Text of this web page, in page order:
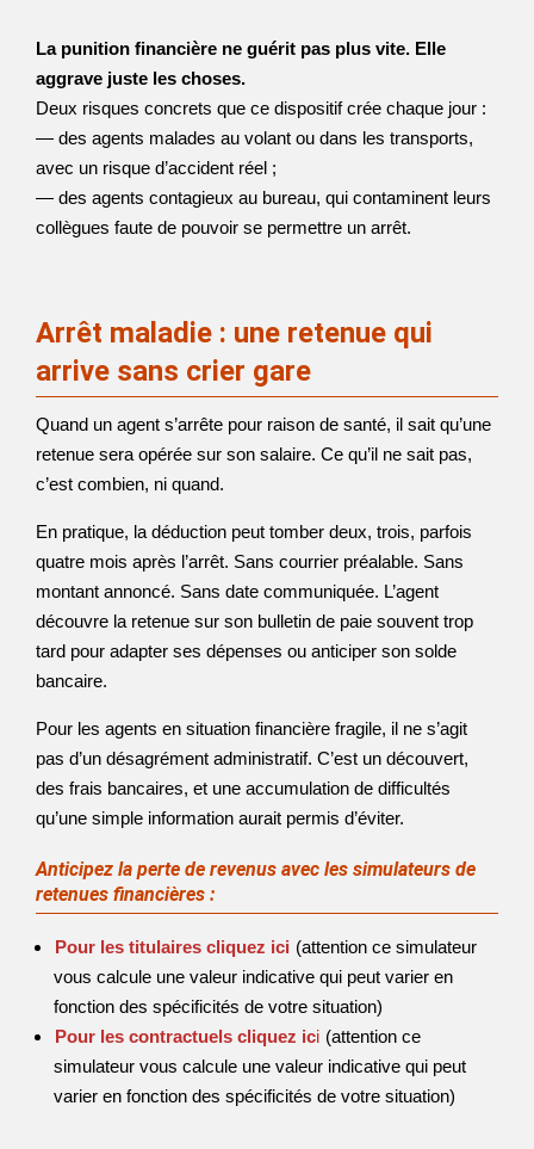
La punition financière ne guérit pas plus vite. Elle
aggrave juste les choses.
Deux risques concrets que ce dispositif crée chaque jour :
— des agents malades au volant ou dans les transports,
avec un risque d’accident réel ;
— des agents contagieux au bureau, qui contaminent leurs
collègues faute de pouvoir se permettre un arrêt.
Arrêt maladie : une retenue qui
arrive sans crier gare
Quand un agent s’arrête pour raison de santé, il sait qu’une
retenue sera opérée sur son salaire. Ce qu’il ne sait pas,
c’est combien, ni quand.
En pratique, la déduction peut tomber deux, trois, parfois
quatre mois après l’arrêt. Sans courrier préalable. Sans
montant annoncé. Sans date communiquée. L’agent
découvre la retenue sur son bulletin de paie souvent trop
tard pour adapter ses dépenses ou anticiper son solde
bancaire.
Pour les agents en situation financière fragile, il ne s’agit
pas d’un désagrément administratif. C’est un découvert,
des frais bancaires, et une accumulation de difficultés
qu’une simple information aurait permis d’éviter.
Anticipez la perte de revenus avec les simulateurs de
retenues financières :
Pour les titulaires cliquez ici (attention ce simulateur
vous calcule une valeur indicative qui peut varier en
fonction des spécificités de votre situation)
Pour les contractuels cliquez ici (attention ce
simulateur vous calcule une valeur indicative qui peut
varier en fonction des spécificités de votre situation)